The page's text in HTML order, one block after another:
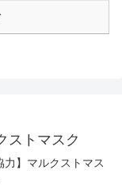
ストマスク
】マルクストマス